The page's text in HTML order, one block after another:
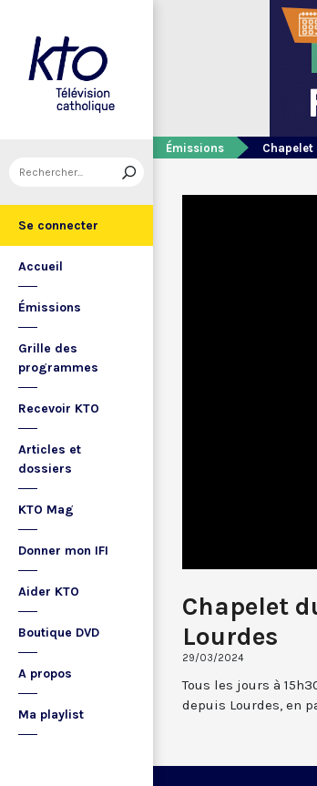
Se connecter
Accueil
Émissions
Grille des
programmes
Recevoir KTO
Articles et
dossiers
KTO Mag
Donner mon IFI
Aider KTO
Boutique DVD
A propos
Ma playlist
Émissions Chapelet
Chapelet
Lourdes
29/03/2024
Tous les jours à
depuis Lourdes, en